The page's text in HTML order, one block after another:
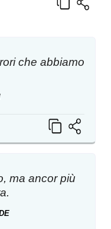
che abbiamo
ma ancor più